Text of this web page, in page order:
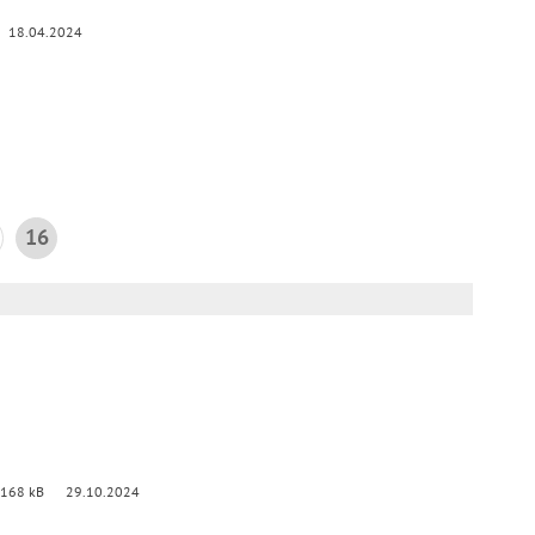
18.04.2024
16
168 kB 29.10.2024